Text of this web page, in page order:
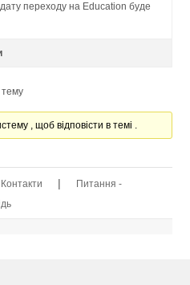
переходу на Education буде
тему
, щоб відповісти в темі .
Контакти |
Питання -